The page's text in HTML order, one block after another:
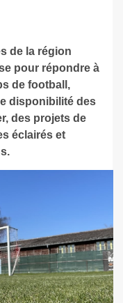
de la région
pour répondre à
de football,
disponibilité des
des projets de
éclairés et